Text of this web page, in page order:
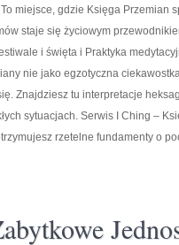
miejsce, gdzie Księga Przemian
staje się życiowym
i święta i Praktyka
nie jako egzotyczna
Znajdziesz tu interpretacje
sytuacjach. Serwis I Ching –
rzetelne fundamenty o